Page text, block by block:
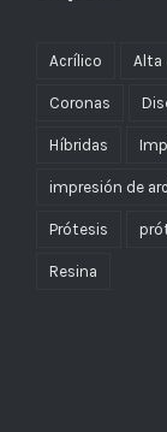
Acrílico Alta
Coronas
Híbridas
impresión de
Prótesis
Resina